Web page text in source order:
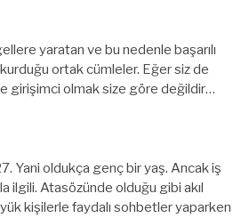
yaratan ve bu nedenle başarılı
ortak cümleler. Eğer siz de
girişimci olmak size göre değildir…
Yani oldukça genç bir yaş. Ancak iş
ilgili. Atasözünde olduğu gibi akıl
kişilerle faydalı sohbetler yaparken